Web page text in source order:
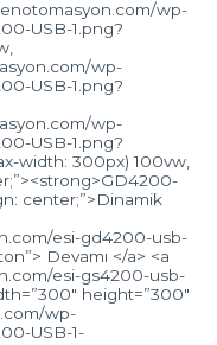
wp-
USB-1.png?
wp-
USB-1.png?
wp-
USB-1.png?
width: 300px) 100vw,
center;”>Dinamik
esi-gd4200-usb-
Devamı </a> <a
esi-gs4200-usb-
height=”300″
wp-
USB-1-